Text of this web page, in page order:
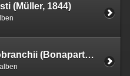
(Müller, 1844)
Klasse Elasmobranchii (Bonaparte, 1838)